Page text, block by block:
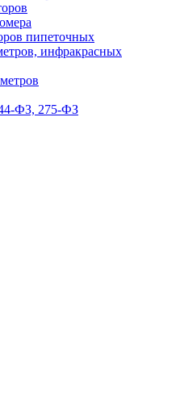
пипеточных
инфракрасных
ФЗ, 275-ФЗ